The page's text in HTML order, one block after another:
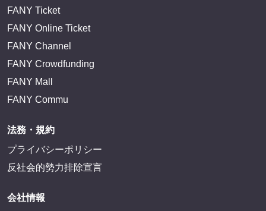
FANY Ticket
FANY Online Ticket
FANY Channel
FANY Crowdfunding
FANY Mall
FANY Commu
法務・規約
プライバシーポリシー
反社会的勢力排除宣言
会社情報